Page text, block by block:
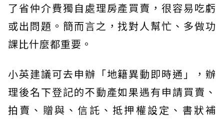
了省仲介費獨自處理房產買賣，很容易吃虧
或出問題。簡而言之，找對人幫忙、多做功
課比什麼都重要。
小英建議可去申辦「地籍異動即時通」，辦
理後名下登記的不動產如果遇有申請買賣、
拍賣、贈與、信託、抵押權設定、書狀補